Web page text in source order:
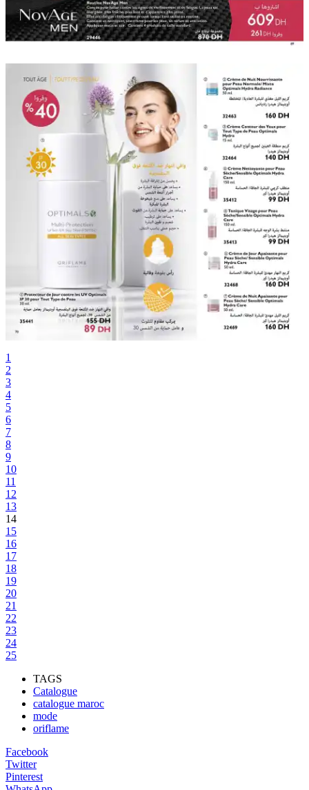
1
2
3
4
5
6
7
8
9
10
11
12
13
14
15
16
17
18
19
20
21
22
23
24
25
TAGS
Catalogue
catalogue maroc
mode
oriflame
Facebook
Twitter
Pinterest